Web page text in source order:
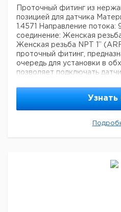
Проточный фитинг из
позицией для датчика
1.4571
Направление потока:
соединение: Женская
Женская резьба NPT 1”
проточный фитинг,
очередь для установки в
позволяет подключать
нержавеющей стали, что
его при высоких давлениях
Применения: Измерение pH,
воде, охлаждающей воде,
следового содержания
Узнать